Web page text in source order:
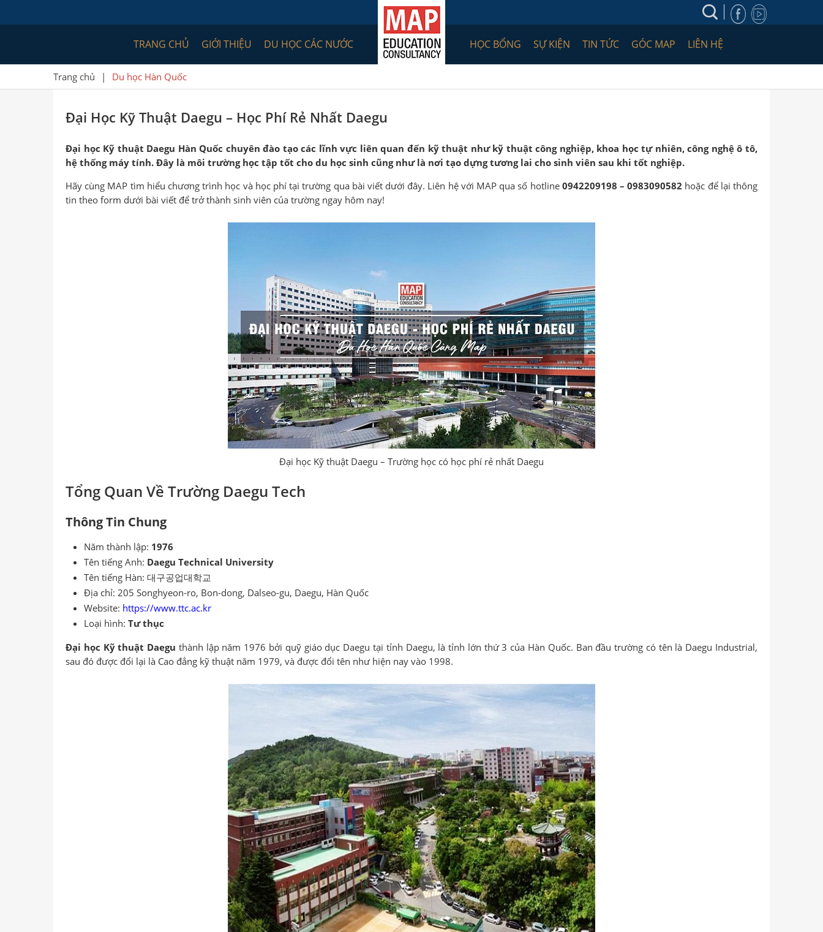
TRANG CHỦ GIỚI THIỆU DU HỌC CÁC NƯỚC HỌC BỔNG SỰ KIỆN TIN TỨC GÓC MAP LIÊN HỆ
Trang chủ | Du học Hàn Quốc
Đại Học Kỹ Thuật Daegu – Học Phí Rẻ Nhất Daegu
Đại học Kỹ thuật Daegu Hàn Quốc chuyên đào tạo các lĩnh vực liên quan đến kỹ thuật như kỹ thuật công nghiệp, khoa học tự nhiên, công nghệ ô tô,
hệ thống máy tính. Đây là môi trường học tập tốt cho du học sinh cũng như là nơi tạo dựng tương lai cho sinh viên sau khi tốt nghiệp.
Hãy cùng MAP tìm hiểu chương trình học và học phí tại trường qua bài viết dưới đây. Liên hệ với MAP qua số hotline 0942209198 – 0983090582 hoặc để lại thông
tin theo form dưới bài viết để trở thành sinh viên của trường ngay hôm nay!
Đại học Kỹ thuật Daegu – Trường học có học phí rẻ nhất Daegu
Tổng Quan Về Trường Daegu Tech
Thông Tin Chung
Năm thành lập: 1976
Tên tiếng Anh: Daegu Technical University
Tên tiếng Hàn: 대구공업대학교
Địa chỉ: 205 Songhyeon-ro, Bon-dong, Dalseo-gu, Daegu, Hàn Quốc
Website: https://www.ttc.ac.kr
Loại hình: Tư thục
Đại học Kỹ thuật Daegu thành lập năm 1976 bởi quỹ giáo dục Daegu tại tỉnh Daegu, là tỉnh lớn thứ 3 của Hàn Quốc. Ban đầu trường có tên là Daegu Industrial,
sau đó được đổi lại là Cao đẳng kỹ thuật năm 1979, và được đổi tên như hiện nay vào 1998.